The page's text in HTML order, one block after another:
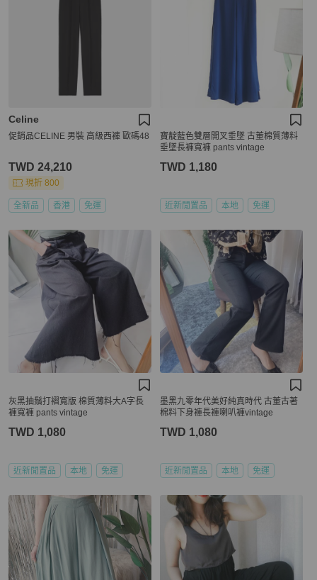
Celine
促銷品CELINE 男裝 高級西褲 歐碼48
TWD 24,210
現折 800
全新品 香港 免運
寶靛藍色雙層開叉垂墜 古董棉質薄料
垂墜長褲寬褲 pants vintage
TWD 1,180
近新閒置品 本地 免運
灰黑抽鬚打褶寬版 棉質薄料大A字長
褲寬褲 pants vintage
TWD 1,080
近新閒置品 本地 免運
墨黑九零年代美好純真時代 古董古著
棉料下身褲長褲喇叭褲vintage
TWD 1,080
近新閒置品 本地 免運